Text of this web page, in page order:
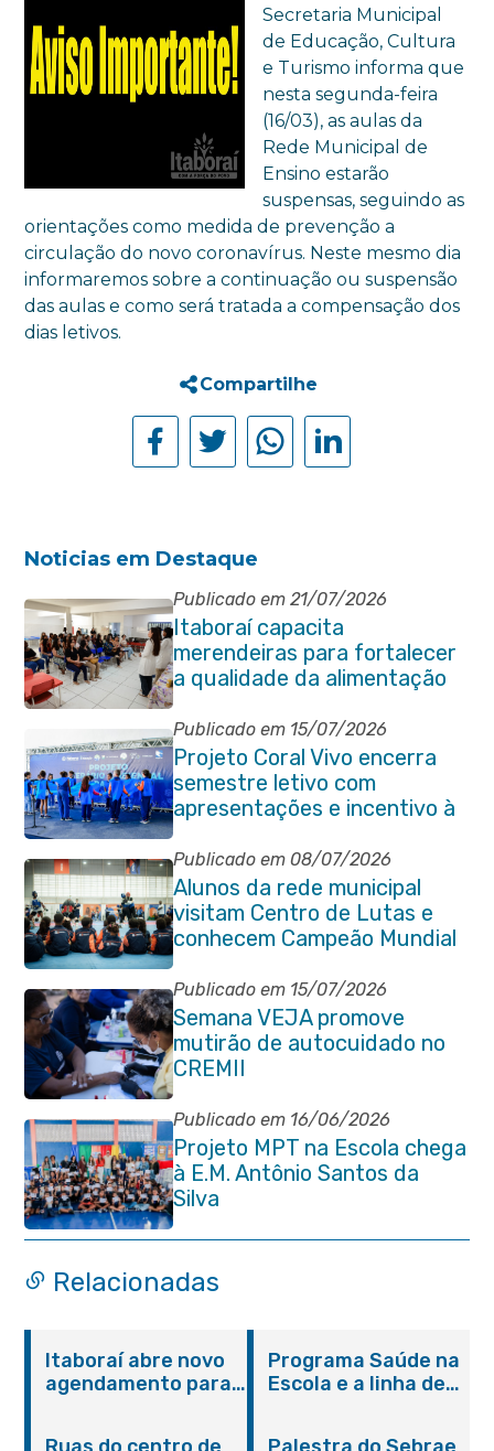
Secretaria Municipal
de Educação, Cultura
e Turismo informa que
nesta segunda-feira
(16/03), as aulas da
Rede Municipal de
Ensino estarão
suspensas, seguindo as
orientações como medida de prevenção a
circulação do novo coronavírus. Neste mesmo dia
informaremos sobre a continuação ou suspensão
das aulas e como será tratada a compensação dos
dias letivos.
Compartilhe
Noticias em Destaque
Publicado em 21/07/2026
Itaboraí capacita
merendeiras para fortalecer
a qualidade da alimentação
escolar na rede municipal
Publicado em 15/07/2026
Projeto Coral Vivo encerra
semestre letivo com
apresentações e incentivo à
preservação ambiental em
Itaboraí
Publicado em 08/07/2026
Alunos da rede municipal
visitam Centro de Lutas e
conhecem Campeão Mundial
de Taekwondo
Publicado em 15/07/2026
Semana VEJA promove
mutirão de autocuidado no
CREMII
Publicado em 16/06/2026
Projeto MPT na Escola chega
à E.M. Antônio Santos da
Silva
Relacionadas
Itaboraí abre novo
agendamento para
Programa Saúde na
Escola e a linha de